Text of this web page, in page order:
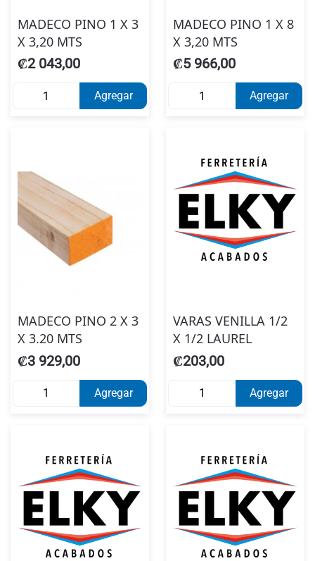
MADECO PINO 1 X 3
X 3,20 MTS
₡2 043,00
Agregar
MADECO PINO 1 X 8
X 3,20 MTS
₡5 966,00
Agregar
MADECO PINO 2 X 3
X 3.20 MTS
₡3 929,00
Agregar
VARAS VENILLA 1/2
X 1/2 LAUREL
₡203,00
Agregar